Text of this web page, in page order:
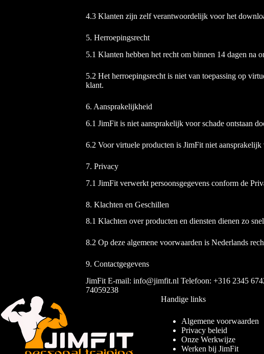
4.3 Klanten zijn zelf verantwoordelijk voor het
5. Herroepingsrecht
5.1 Klanten hebben het recht om binnen 14 dagen na
5.2 Het herroepingsrecht is niet van toepassing op
klant.
6. Aansprakelijkheid
6.1 JimFit is niet aansprakelijk voor schade ontstaan
6.2 Voor virtuele producten is JimFit niet
7. Privacy
7.1 JimFit verwerkt persoonsgegevens conform de
8. Klachten en Geschillen
8.1 Klachten over producten en diensten dienen zo
8.2 Op deze algemene voorwaarden is Nederlands
9. Contactgegevens
JimFit E-mail:
ln.tifmij
@ofni
Telefoon: +316 2345
74059238
Handige links
Algemene voorwaarden
Privacy beleid
Onze Werkwijze
Werken bij JimFit